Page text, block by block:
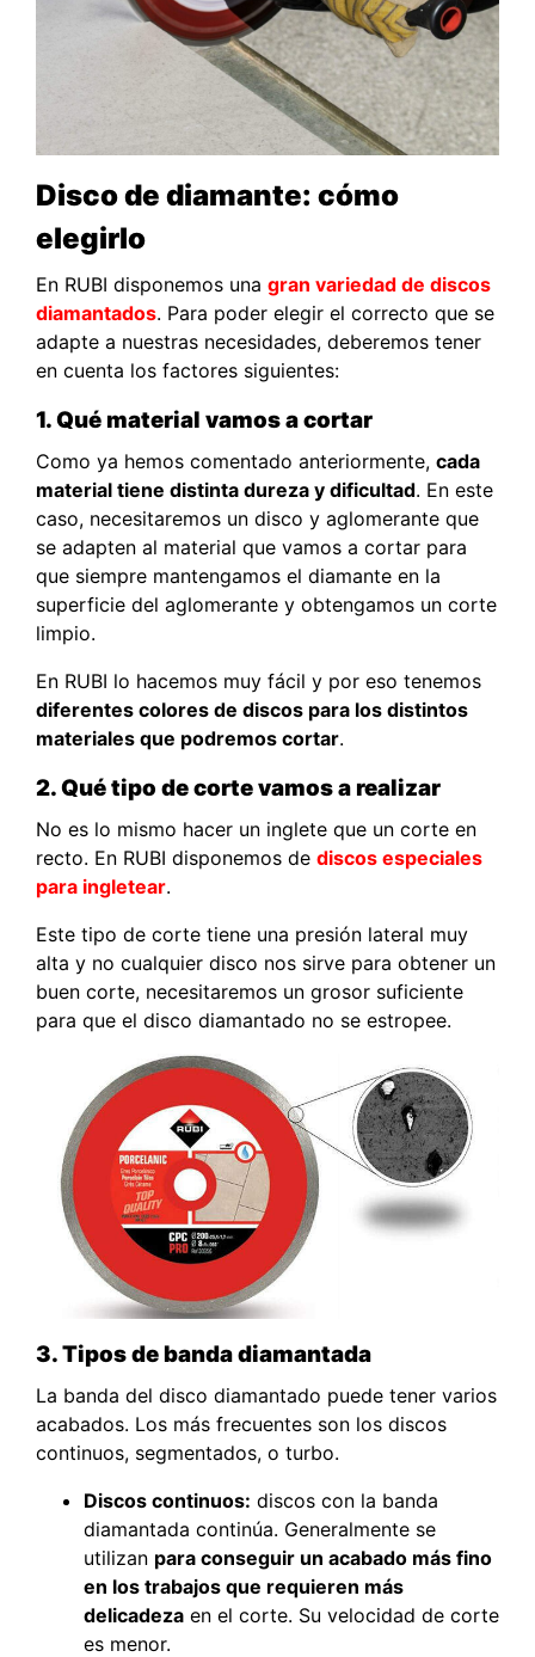
Disco de diamante: cómo
elegirlo
En RUBI disponemos una gran variedad de discos
diamantados. Para poder elegir el correcto que se
adapte a nuestras necesidades, deberemos tener
en cuenta los factores siguientes:
1. Qué material vamos a cortar
Como ya hemos comentado anteriormente, cada
material tiene distinta dureza y dificultad. En este
caso, necesitaremos un disco y aglomerante que
se adapten al material que vamos a cortar para
que siempre mantengamos el diamante en la
superficie del aglomerante y obtengamos un corte
limpio.
En RUBI lo hacemos muy fácil y por eso tenemos
diferentes colores de discos para los distintos
materiales que podremos cortar.
2. Qué tipo de corte vamos a realizar
No es lo mismo hacer un inglete que un corte en
recto. En RUBI disponemos de discos especiales
para ingletear.
Este tipo de corte tiene una presión lateral muy
alta y no cualquier disco nos sirve para obtener un
buen corte, necesitaremos un grosor suficiente
para que el disco diamantado no se estropee.
3. Tipos de banda diamantada
La banda del disco diamantado puede tener varios
acabados. Los más frecuentes son los discos
continuos, segmentados, o turbo.
Discos continuos: discos con la banda
diamantada continúa. Generalmente se
utilizan para conseguir un acabado más fino
en los trabajos que requieren más
delicadeza en el corte. Su velocidad de corte
es menor.